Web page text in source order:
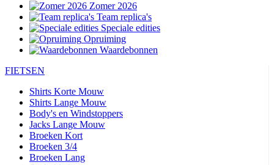
Zomer 2026
Team replica's
Speciale edities
Opruiming
Waardebonnen
FIETSEN
Shirts Korte Mouw
Shirts Lange Mouw
Body's en Windstoppers
Jacks Lange Mouw
Broeken Kort
Broeken 3/4
Broeken Lang